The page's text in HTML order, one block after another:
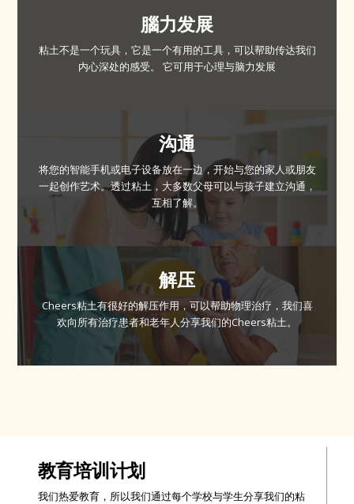
腦力发展
粘土不是一个玩具，它是一个有用的工具，可以帮助传达我们
内心深处的感受。 它可用于心理与脑力发展
沟通
将您的智能手机或电子设备放在一边，开始与您的家人或朋友
一起创作艺术。透过粘土，大多数父母可以与孩子建立沟通，
互相了解。
解压
Cheers粘土有很好的解压作用，可以帮助物理治疗，我们喜
欢向所有治疗患者和老年人分享我们的Cheers粘土。
教育培训计划
我们热爱教育，所以我们通过每个学校与学生分享我们的粘